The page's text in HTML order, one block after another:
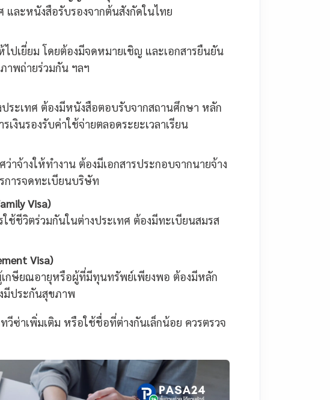
ละหนังสือรับรองจากต้นสังกัดในไทย
ปเยี่ยม โดยต้องมีจดหมายเชิญ และเอกสารยืนยัน
าพถ่ายร่วมกัน ฯลฯ
ระเทศ ต้องมีหนังสือตอบรับจากสถานศึกษา หลัก
เงินรองรับค่าใช้จ่ายตลอดระยะเวลาเรียน
จ้างให้ทำงาน ต้องมีเอกสารประกอบจากนายจ้าง
การจดทะเบียนบริษัท
Visa)
ช้ชีวิตร่วมกันในต่างประเทศ ต้องมีทะเบียนสมรส
Visa)
กษียณอายุหรือผู้ที่มีทุนทรัพย์เพียงพอ ต้องมีหลัก
มีประกันสุขภาพ
วีซ่าเพิ่มเติม หรือใช้ชื่อที่ต่างกันเล็กน้อย ควรตรวจ